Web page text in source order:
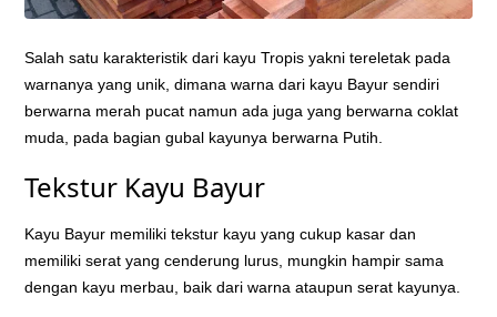
Salah satu karakteristik dari kayu Tropis yakni tereletak pada
warnanya yang unik, dimana warna dari kayu Bayur sendiri
berwarna merah pucat namun ada juga yang berwarna coklat
muda, pada bagian gubal kayunya berwarna Putih.
Tekstur Kayu Bayur
Kayu Bayur memiliki tekstur kayu yang cukup kasar dan
memiliki serat yang cenderung lurus, mungkin hampir sama
dengan kayu merbau, baik dari warna ataupun serat kayunya.